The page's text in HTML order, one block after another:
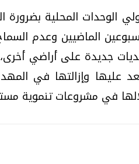
الوحدات المحلية بضرورة
الماضيين وعدم
جديدة على أراضي
في مشروعات تنموية
تحقيقات